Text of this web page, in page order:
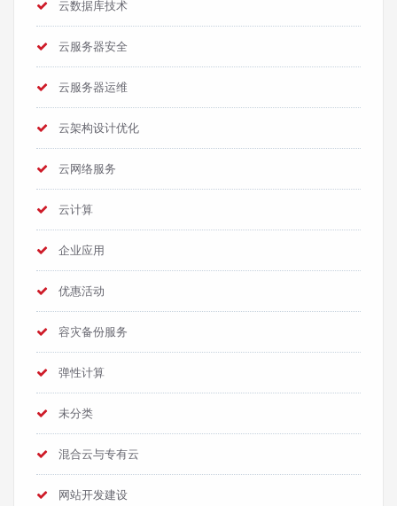
云数据库技术
云服务器安全
云服务器运维
云架构设计优化
云网络服务
云计算
企业应用
优惠活动
容灾备份服务
弹性计算
未分类
混合云与专有云
网站开发建设